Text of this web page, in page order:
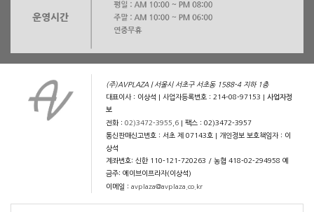
(주)AVPLAZA | 서울시 서초구 서초동 1588-4 지하 1층
대표이사 : 이상석 | 사업자등록번호 : 214-08-97153 |사업자정
보
전화 :02)3472-3955,6 | 팩스 : 02)3472-3957
통신판매신고번호 : 서초 제 07143호 | 개인정보 보호책임자 : 이
상석
계좌번호: 신한 110-121-720263 / 농협 418-02-294958 예
금주: 에이브이프라자(이상석)
이메일 :avplaza@avplaza.co.kr